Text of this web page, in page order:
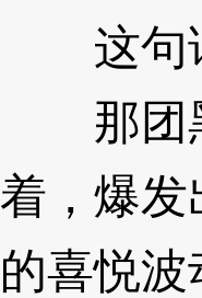
这句话
那团黑
着，爆
的喜悦波